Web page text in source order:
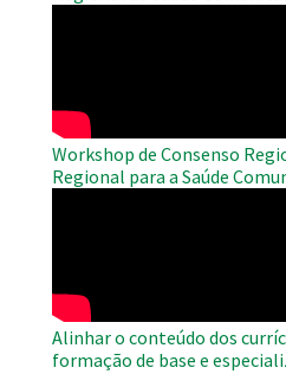
Workshop de Consenso
Regional para a Saúde
Alinhar o conteúdo dos
formação de base e